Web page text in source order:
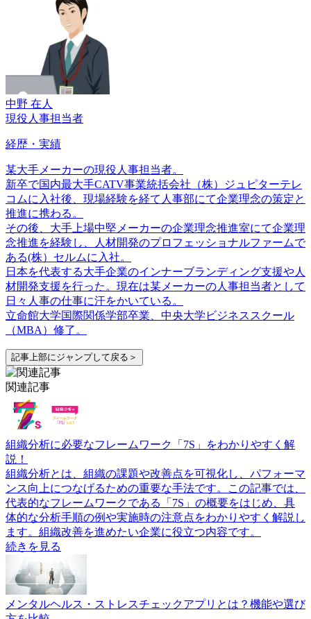
中野 在人
現役人事担当者
経歴・実績
某大手メーカーの現役人事担当者。
新卒で国内最大手CATV事業統括会社（株）ジュピターテレ
コムに入社後、現場経験を経て人事部にて企業理念の策定と
推進に携わる。
その後、大手上場中堅メーカーの企業理念推進室にて企業理
念推進を経験し、人材開発のプロフェッショナルファームで
ある(株）セルムに入社。
日本を代表する大手企業のインナーブランディング支援や人
材開発支援を行った。現在は某メーカーの人事担当者として
日々人事の仕事に汗をかいている。
立命館大学国際関係学部卒業、中央大学ビジネススクール
（MBA）修了。
記事上部にジャンプして戻る＞
関連記事
組織分析に必要なフレームワーク「7S」をわかりやすく解
説！
組織分析とは、組織の課題や改善点を可視化し、パフォーマ
ンス向上につなげるための重要な手法です。この記事では、
代表的なフレームワークである「7S」の概要をはじめ、具
体的な分析手順の例や実施時の注意点をわかりやすく解説し
ます。組織改善を進めたい企業に役立つ内容です。
続きを見る
メンタルヘルス・ストレスチェックアプリとは？機能や選び